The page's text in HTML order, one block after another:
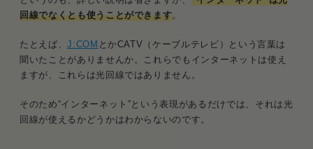
回線でなくとも使うことができます。
たとえば、J:COM とかCATV（ケーブルテレビ）という言葉は
聞いたことがありませんか。これらでもインターネットは使え
ますが、これらは光回線ではありません。
そのため“インターネット”という表現があるだけでは、それは光
回線が使えるかどうかはわからないのです。